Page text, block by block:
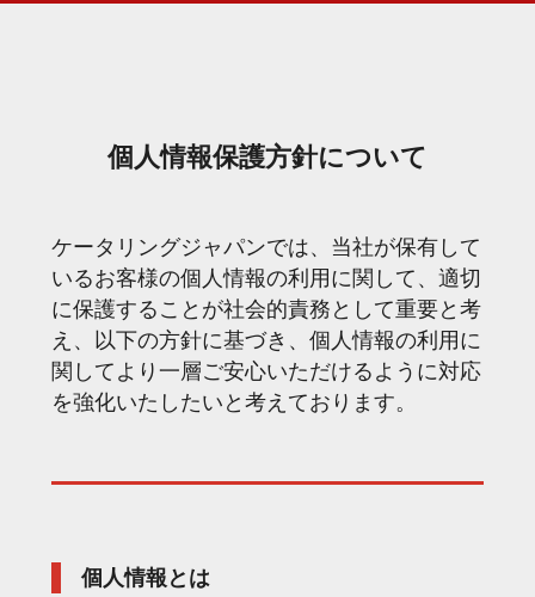
個人情報保護方針について
ケータリングジャパンでは、当社が保有して
いるお客様の個人情報の利用に関して、適切
に保護することが社会的責務として重要と考
え、以下の方針に基づき、個人情報の利用に
関してより一層ご安心いただけるように対応
を強化いたしたいと考えております。
個人情報とは